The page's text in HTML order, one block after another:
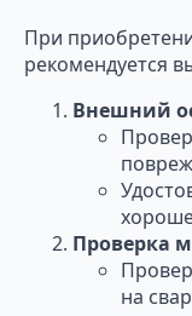
При
рекомендуется
Внешний
Проверка
на